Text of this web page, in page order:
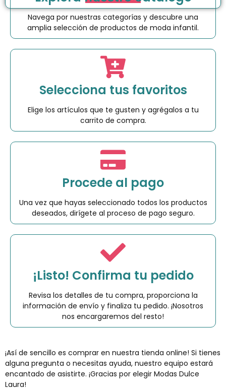
Navega por nuestras categorías y descubre una
amplia selección de productos de moda infantil.
Selecciona tus favoritos
Elige los artículos que te gusten y agrégalos a tu
carrito de compra.
Procede al pago
Una vez que hayas seleccionado todos los productos
deseados, dirígete al proceso de pago seguro.
¡Listo! Confirma tu pedido
Revisa los detalles de tu compra, proporciona la
información de envío y finaliza tu pedido. ¡Nosotros
nos encargaremos del resto!
¡Así de sencillo es comprar en nuestra tienda online! Si tienes
alguna pregunta o necesitas ayuda, nuestro equipo estará
encantado de asistirte. ¡Gracias por elegir Modas Dulce
Laura!